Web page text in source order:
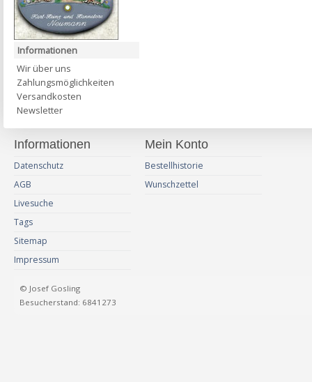
Informationen
Wir über uns
Zahlungsmöglichkeiten
Versandkosten
Newsletter
Informationen
Datenschutz
AGB
Livesuche
Tags
Sitemap
Impressum
Mein Konto
Bestellhistorie
Wunschzettel
© Josef Gosling
Besucherstand: 6841273